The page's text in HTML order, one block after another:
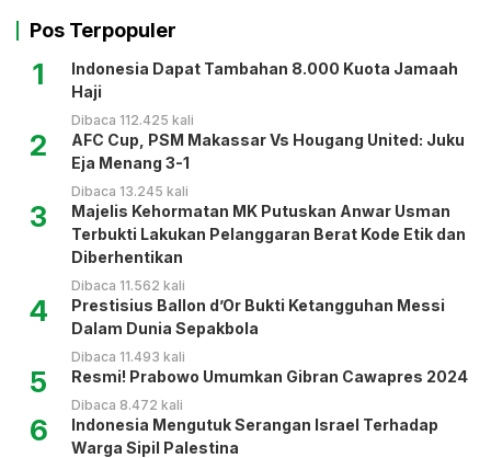
Pos Terpopuler
1
Indonesia Dapat Tambahan 8.000 Kuota Jamaah
Haji
Dibaca 112.425 kali
2
AFC Cup, PSM Makassar Vs Hougang United: Juku
Eja Menang 3-1
Dibaca 13.245 kali
3
Majelis Kehormatan MK Putuskan Anwar Usman
Terbukti Lakukan Pelanggaran Berat Kode Etik dan
Diberhentikan
Dibaca 11.562 kali
4
Prestisius Ballon d’Or Bukti Ketangguhan Messi
Dalam Dunia Sepakbola
Dibaca 11.493 kali
5 Resmi! Prabowo Umumkan Gibran Cawapres 2024
Dibaca 8.472 kali
6
Indonesia Mengutuk Serangan Israel Terhadap
Warga Sipil Palestina